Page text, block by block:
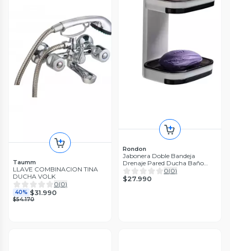
Taumm
LLAVE COMBINACION TINA
DUCHA VOLK
0(0)
40% $31.990
$54.170
Rondon
Jabonera Doble Bandeja
Drenaje Pared Ducha Baño
Tina Rondon 0(0)
$27.990